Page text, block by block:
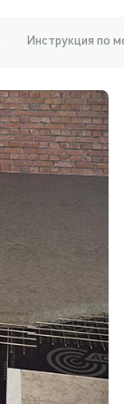
Инструкция по